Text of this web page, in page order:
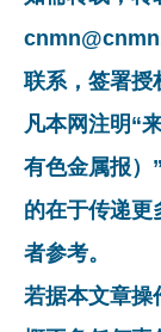
联系，签署授
凡本网注明“
有色金属报）
的在于传递更
者参考。
若据本文章操